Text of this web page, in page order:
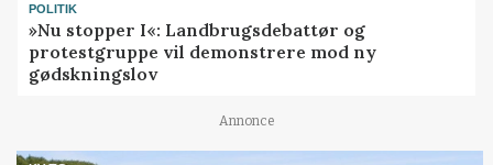
POLITIK
»Nu stopper I«: Landbrugsdebattør og
protestgruppe vil demonstrere mod ny
gødskningslov
Annonce